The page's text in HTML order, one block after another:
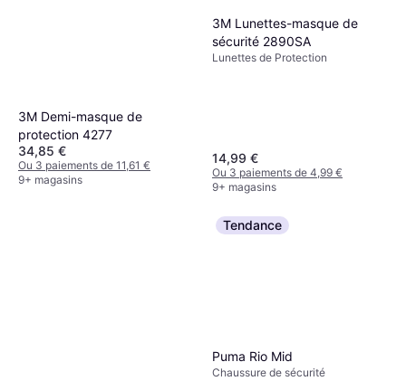
3M Demi-masque de
protection 4277
34,85 €
Ou 3 paiements de 11,61 €
9+ magasins
3M Lunettes-masque de
sécurité 2890SA
Lunettes de Protection
14,99 €
Ou 3 paiements de 4,99 €
9+ magasins
Tendance
Puma Rio Mid
Chaussure de sécurité